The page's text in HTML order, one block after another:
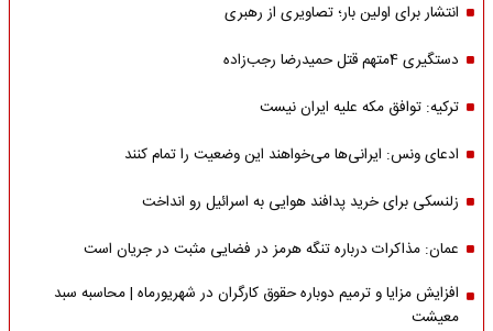
انتشار برای اولین بار؛ تصاویری از رهبری
دستگیری 4متهم قتل حمیدرضا رجب‌زاده
ترکیه: توافق مکه علیه ایران نیست
ادعای ونس: ایرانی‌ها می‌خواهند این وضعیت را تمام کنند
زلنسکی برای خرید پدافند هوایی به اسرائیل رو انداخت
عمان: مذاکرات درباره تنگه هرمز در فضایی مثبت در جریان است
افزایش مزایا و ترمیم دوباره حقوق کارگران در شهریورماه | محاسبه سبد
معیشت